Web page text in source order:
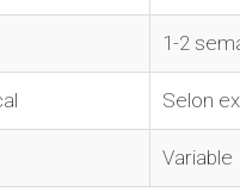
1-2
Selon
Variable